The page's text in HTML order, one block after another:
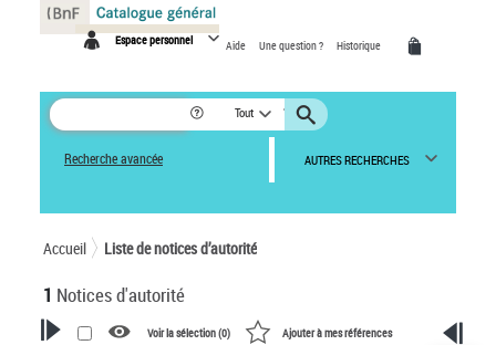
Espace personnel Aide Une question ? Historique
Tout
Recherche avancée AUTRES RECHERCHES
Accueil Liste de notices d’autorité
1 Notices d'autorité
Voir la sélection (0) Ajouter à mes références
Panneau de gestion des cookies